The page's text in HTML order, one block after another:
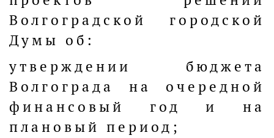
Волгоградской городской
Думы об:
утверждении бюджета
Волгограда на очередной
финансовый год и на
плановый период;